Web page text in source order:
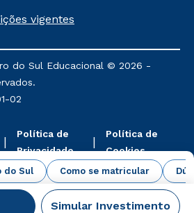
do Sul Como se matricular
Simular Investimento
taxa de matrícula será de R$
aos cursos: Ensino
a Docência e Metodologia
Questões Atuais.
vigentes
do Sul Educacional © 2026 -
02
Política de
Privacidade
Política de
Cookies